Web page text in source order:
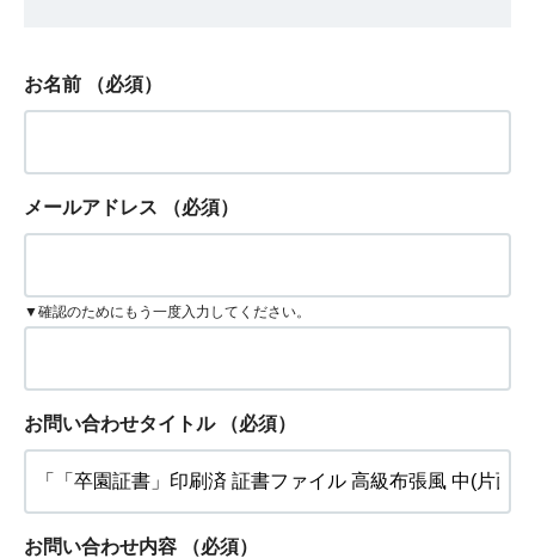
お名前 （必須）
メールアドレス （必須）
▼確認のためにもう一度入力してください。
お問い合わせタイトル （必須）
お問い合わせ内容 （必須）